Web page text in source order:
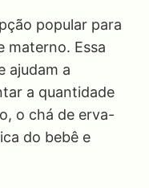
popular para
materno. Essa
ajudam a
a quantidade
o chá de erva-
do bebê e